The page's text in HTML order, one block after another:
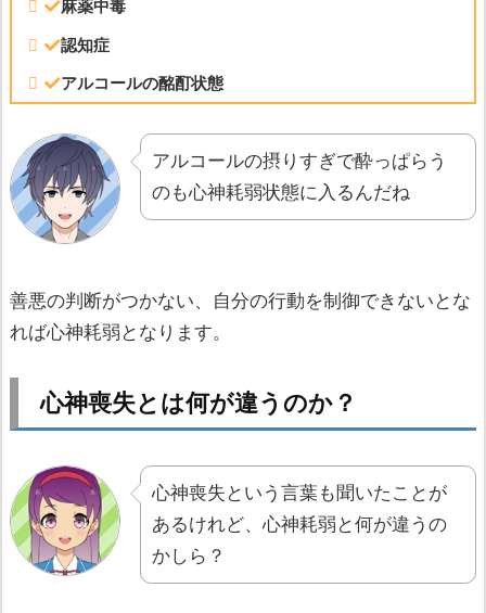
麻薬中毒
認知症
アルコールの酩酊状態
アルコールの摂りすぎで酔っぱらう
のも心神耗弱状態に入るんだね
善悪の判断がつかない、自分の行動を制御できないとな
れば心神耗弱となります。
心神喪失とは何が違うのか？
心神喪失という言葉も聞いたことが
あるけれど、心神耗弱と何が違うの
かしら？